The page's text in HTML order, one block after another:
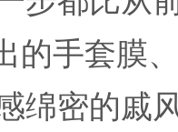
的手套膜
绵密的戚